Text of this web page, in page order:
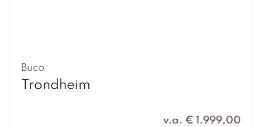
Buco
Trondheim
v.a. € 1.999,00